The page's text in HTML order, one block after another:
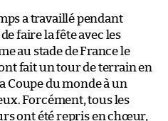
a travaillé pendant
faire la fête avec les
au stade de France le
fait un tour de terrain en
Coupe du monde à un
Forcément, tous les
ont été repris en chœur,